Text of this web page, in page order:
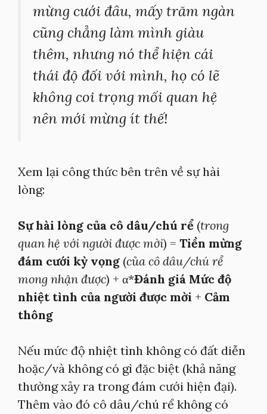
mừng cưới đâu, mấy trăm ngàn
cũng chẳng làm mình giàu
thêm, nhưng nó thể hiện cái
thái độ đối với mình, họ có lẽ
không coi trọng mối quan hệ
nên mới mừng ít thế!
Xem lại công thức bên trên về sự hài
lòng:
Sự hài lòng của cô dâu/chú rể (trong
quan hệ với người được mời) = Tiền mừng
đám cưới kỳ vọng (của cô dâu/chú rể
mong nhận được) + α*Đánh giá Mức độ
nhiệt tình của người được mời + Cảm
thông
Nếu mức độ nhiệt tình không có đất diễn
hoặc/và không có gì đặc biệt (khả năng
thường xảy ra trong đám cưới hiện đại).
Thêm vào đó cô dâu/chú rể không có